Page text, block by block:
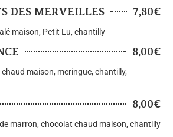
DES MERVEILLES 7,80€
maison, Petit Lu, chantilly
8,00€
maison, meringue, chantilly,
8,00€
marron, chocolat chaud maison, chantilly